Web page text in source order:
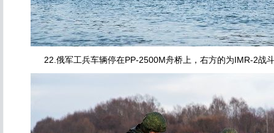
22.俄军工兵车辆停在PP-2500M舟桥上，右方的为IMR-2战